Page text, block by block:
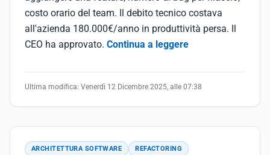
costo orario del team. Il debito tecnico costava
all'azienda 180.000€/anno in produttività persa. Il
CEO ha approvato. Continua a leggere
Ultima modifica: Venerdì 12 Dicembre 2025, alle 07:38
ARCHITETTURA SOFTWARE REFACTORING